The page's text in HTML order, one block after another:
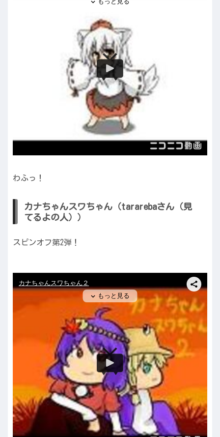
わふっ！
カナちゃんスワちゃん（tararebaさん（見
てるよの人））
スピンオフ第2弾！